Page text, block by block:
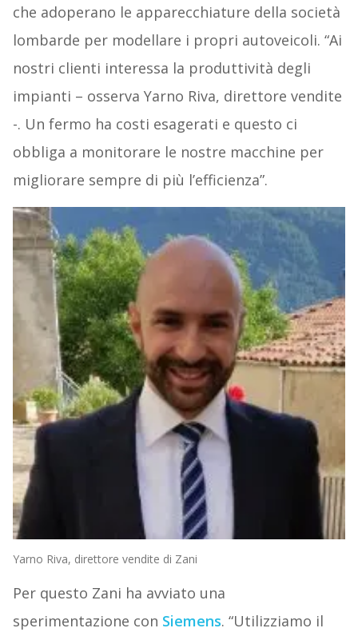
che adoperano le apparecchiature della società
lombarde per modellare i propri autoveicoli. “Ai
nostri clienti interessa la produttività degli
impianti – osserva Yarno Riva, direttore vendite
-. Un fermo ha costi esagerati e questo ci
obbliga a monitorare le nostre macchine per
migliorare sempre di più l’efficienza”.
Yarno Riva, direttore vendite di Zani
Per questo Zani ha avviato una
sperimentazione con Siemens. “Utilizziamo il